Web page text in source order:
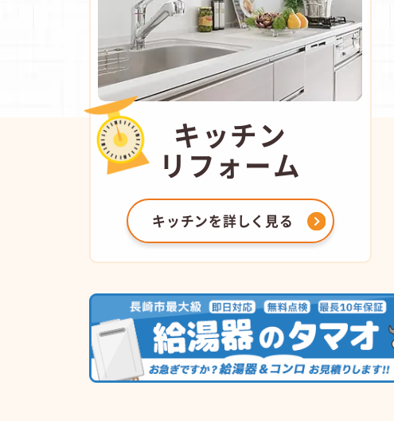
キッチン
リフォーム
キッチンを詳しく見る